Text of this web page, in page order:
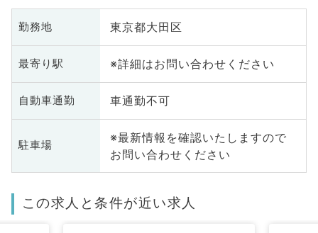
勤務地 東京都大田区
最寄り駅 ※詳細はお問い合わせください
自動車通勤 車通勤不可
駐車場
※最新情報を確認いたしますので
お問い合わせください
この求人と条件が近い求人